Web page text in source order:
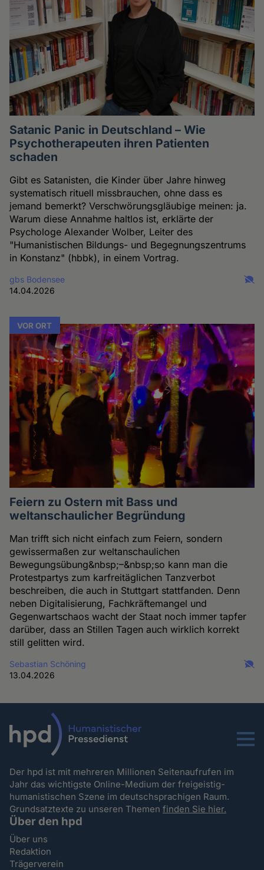
Satanic Panic in Deutschland – Wie
Psychotherapeuten ihren Patienten
schaden
Gibt es Satanisten, die Kinder über Jahre hinweg
systematisch rituell missbrauchen, ohne dass es
jemand bemerkt? Verschwörungsgläubige meinen: ja.
Warum diese Annahme haltlos ist, erklärte der
Psychologe Alexander Wolber, Leiter des
"Humanistischen Bildungs- und Begegnungszentrums
in Konstanz" (hbbk), in einem Vortrag.
gbs Bodensee
14.04.2026
VOR ORT
Feiern zu Ostern mit Bass und
weltanschaulicher Begründung
Man trifft sich nicht einfach zum Feiern, sondern
gewissermaßen zur weltanschaulichen
Bewegungsübung&nbsp;–&nbsp;so kann man die
Protestpartys zum karfreitäglichen Tanzverbot
beschreiben, die auch in Stuttgart stattfanden. Denn
neben Digitalisierung, Fachkräftemangel und
Gegenwartschaos wacht der Staat noch immer tapfer
darüber, dass an Stillen Tagen auch wirklich korrekt
still gelitten wird.
Sebastian Schöning
13.04.2026
Menu
Der hpd ist mit mehreren Millionen Seitenaufrufen im
Jahr das wichtigste Online-Medium der freigeistig-
humanistischen Szene im deutschsprachigen Raum.
Grundsatztexte zu unseren Themenfinden Sie hier.
Über den hpd
Über uns
Redaktion
Trägerverein